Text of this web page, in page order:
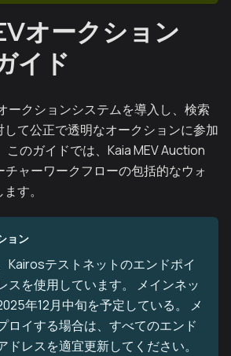
オークション
イド
ークションシステムを導入し、検索
して公正で透明なオークションに参加
このガイドでは、Kaia MEV Auction
チャーワークフローの包括的なウォ
す。
ョン
Kairosテストネットのエンドポイ
スを使用しています。 メインネッ
年12月中旬を予定している。 メ
ロイする場合は、すべてのエンド
ドレスを適宜更新してください。